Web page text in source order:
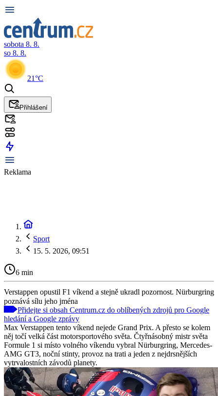
sobota 8. 8.
so 8. 8.
21°C
Přihlášení
Reklama
Sport
15. 5. 2026, 09:51
6 min
Verstappen opustil F1 víkend a stejně ukradl pozornost. Nürburgring
poznává sílu jeho jména
Přidejte si obsah Centrum.cz do oblíbených zdrojů pro Google
hledání a Google zprávy
Max Verstappen tento víkend nejede Grand Prix. A přesto se kolem
něj točí velká část motorsportového světa. Čtyřnásobný mistr světa
Formule 1 si místo volného víkendu vybral Nürburgring, Mercedes-
AMG GT3, noční stinty, provoz na trati a jeden z nejdrsnějších
vytrvalostních závodů planety.